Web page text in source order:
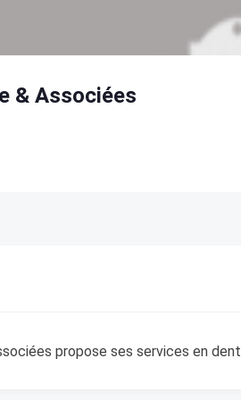
& Associées
propose ses services en